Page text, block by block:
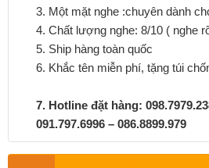
3. Một mặt nghe :chuyên dành
4. Chất lượng nghe: 8/10 ( nghe
5. Ship hàng toàn quốc
6. Khắc tên miễn phí, tặng túi
7. Hotline đặt hàng:
091.797.6996 – 086.8899.979